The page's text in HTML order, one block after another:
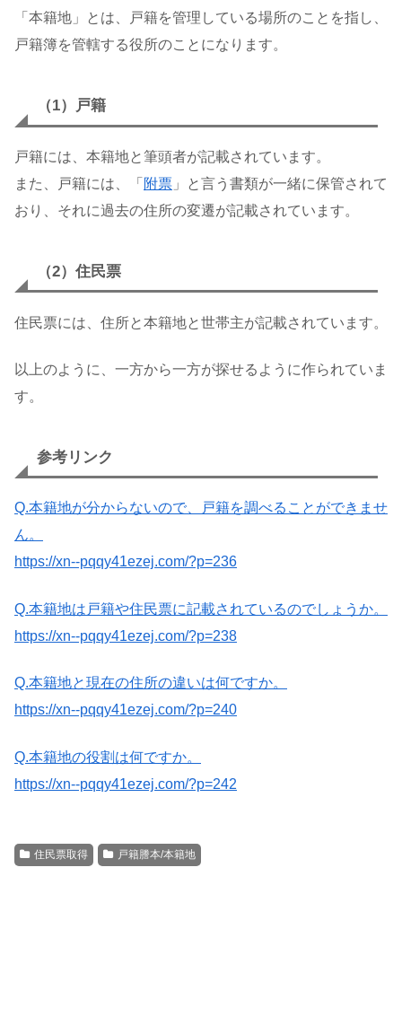
「本籍地」とは、戸籍を管理している場所のことを指し、
戸籍簿を管轄する役所のことになります。
（1）戸籍
戸籍には、本籍地と筆頭者が記載されています。
また、戸籍には、「 附票 」と言う書類が一緒に保管されて
おり、それに過去の住所の変遷が記載されています。
（2）住民票
住民票には、住所と本籍地と世帯主が記載されています。
以上のように、一方から一方が探せるように作られていま
す。
参考リンク
Q.本籍地が分からないので、戸籍を調べることができませ
ん。
https://xn--pqqy41ezej.com/?p=236
Q.本籍地は戸籍や住民票に記載されているのでしょうか。
https://xn--pqqy41ezej.com/?p=238
Q.本籍地と現在の住所の違いは何ですか。
https://xn--pqqy41ezej.com/?p=240
Q.本籍地の役割は何ですか。
https://xn--pqqy41ezej.com/?p=242
住民票取得 戸籍謄本/本籍地